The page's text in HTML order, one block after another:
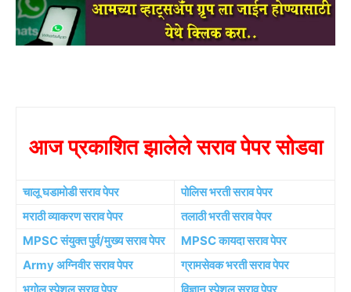
आज प्रकाशित झालेले सराव पेपर सोडवा
चालू घडामोडी सराव पेपर
पोलिस भरती सराव पेपर
मराठी व्याकरण सराव पेपर
तलाठी भरती सराव पेपर
MPSC संयुक्त पुर्व/मुख्य सराव पेपर
MPSC कायदा सराव पेपर
Army अग्निवीर सराव पेपर
ग्रामसेवक भरती सराव पेपर